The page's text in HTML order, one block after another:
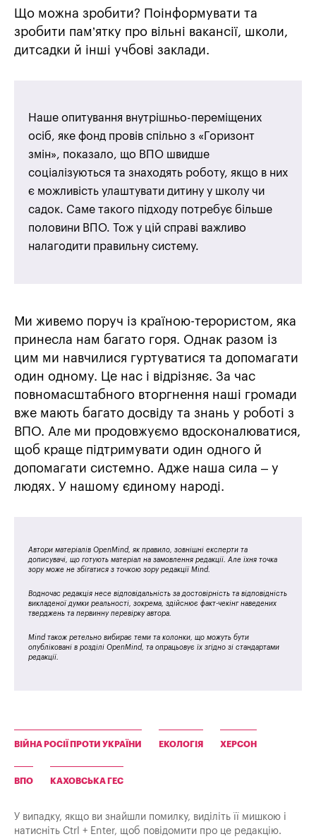
Що можна зробити? Поінформувати та
зробити пам’ятку про вільні вакансії, школи,
дитсадки й інші учбові заклади.
Наше опитування внутрішньо-переміщених
осіб, яке фонд провів спільно з «Горизонт
змін», показало, що ВПО швидше
соціалізуються та знаходять роботу, якщо в них
є можливість улаштувати дитину у школу чи
садок. Саме такого підходу потребує більше
половини ВПО. Тож у цій справі важливо
налагодити правильну систему.
Ми живемо поруч із країною-терористом, яка
принесла нам багато горя. Однак разом із
цим ми навчилися гуртуватися та допомагати
один одному. Це нас і відрізняє. За час
повномасштабного вторгнення наші громади
вже мають багато досвіду та знань у роботі з
ВПО. Але ми продовжуємо вдосконалюватися,
щоб краще підтримувати один одного й
допомагати системно. Адже наша сила – у
людях. У нашому єдиному народі.
Автори матеріалів OpenMind, як правило, зовнішні експерти та
дописувачі, що готують матеріал на замовлення редакції. Але їхня точка
зору може не збігатися з точкою зору редакції Mind.
Водночас редакція несе відповідальність за достовірність та відповідність
викладеної думки реальності, зокрема, здійснює факт-чекінг наведених
тверджень та первинну перевірку автора.
Mind також ретельно вибирає теми та колонки, що можуть бути
опубліковані в розділі OpenMind, та опрацьовує їх згідно зі стандартами
редакції.
ВІЙНА РОСІЇ ПРОТИ УКРАЇНИ ЕКОЛОГІЯ ХЕРСОН
ВПО КАХОВСЬКА ГЕС
У випадку, якщо ви знайшли помилку, виділіть її мишкою і
натисніть Ctrl + Enter, щоб повідомити про це редакцію.